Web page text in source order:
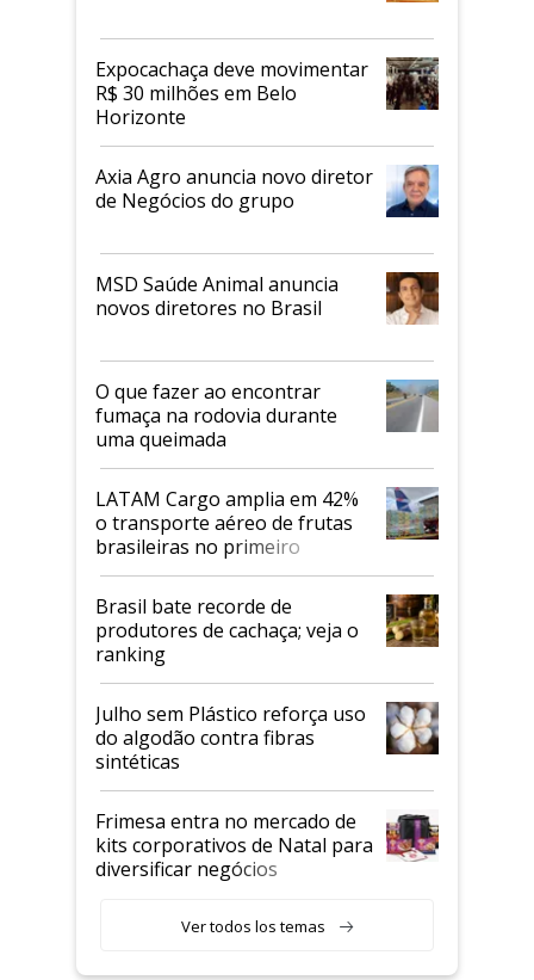
Expocachaça deve movimentar
R$ 30 milhões em Belo
Horizonte
Axia Agro anuncia novo diretor
de Negócios do grupo
MSD Saúde Animal anuncia
novos diretores no Brasil
O que fazer ao encontrar
fumaça na rodovia durante
uma queimada
LATAM Cargo amplia em 42%
o transporte aéreo de frutas
brasileiras no primeiro
semestre
Brasil bate recorde de
produtores de cachaça; veja o
ranking
Julho sem Plástico reforça uso
do algodão contra fibras
sintéticas
Frimesa entra no mercado de
kits corporativos de Natal para
diversificar negócios
Ver todos los temas